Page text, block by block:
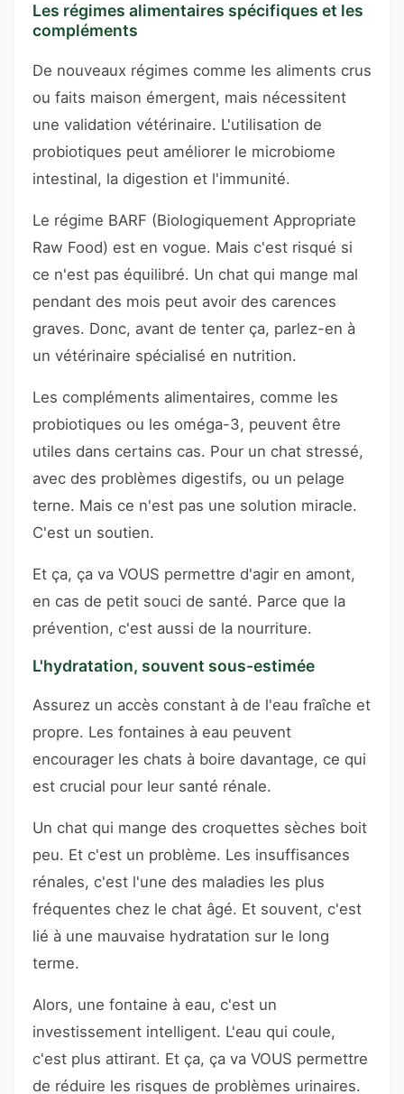
Les régimes alimentaires spécifiques et les
compléments
De nouveaux régimes comme les aliments crus
ou faits maison émergent, mais nécessitent
une validation vétérinaire. L'utilisation de
probiotiques peut améliorer le microbiome
intestinal, la digestion et l'immunité.
Le régime BARF (Biologiquement Appropriate
Raw Food) est en vogue. Mais c'est risqué si
ce n'est pas équilibré. Un chat qui mange mal
pendant des mois peut avoir des carences
graves. Donc, avant de tenter ça, parlez-en à
un vétérinaire spécialisé en nutrition.
Les compléments alimentaires, comme les
probiotiques ou les oméga-3, peuvent être
utiles dans certains cas. Pour un chat stressé,
avec des problèmes digestifs, ou un pelage
terne. Mais ce n'est pas une solution miracle.
C'est un soutien.
Et ça, ça va VOUS permettre d'agir en amont,
en cas de petit souci de santé. Parce que la
prévention, c'est aussi de la nourriture.
L'hydratation, souvent sous-estimée
Assurez un accès constant à de l'eau fraîche et
propre. Les fontaines à eau peuvent
encourager les chats à boire davantage, ce qui
est crucial pour leur santé rénale.
Un chat qui mange des croquettes sèches boit
peu. Et c'est un problème. Les insuffisances
rénales, c'est l'une des maladies les plus
fréquentes chez le chat âgé. Et souvent, c'est
lié à une mauvaise hydratation sur le long
terme.
Alors, une fontaine à eau, c'est un
investissement intelligent. L'eau qui coule,
c'est plus attirant. Et ça, ça va VOUS permettre
de réduire les risques de problèmes urinaires.